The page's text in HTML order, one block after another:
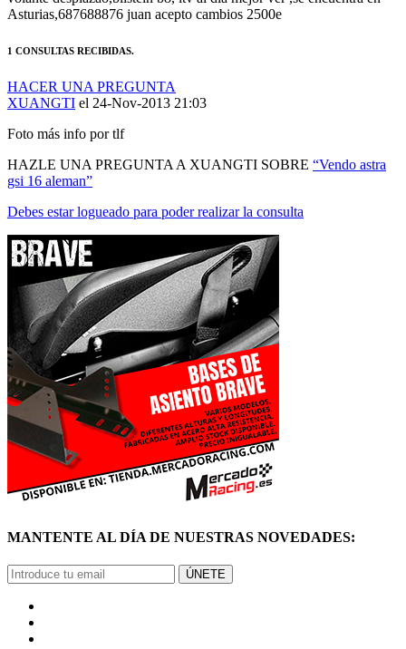
XUANGTI el 24-Nov-2013 21:03
Foto más info por tlf
HAZLE UNA PREGUNTA A XUANGTI SOBRE
gsi 16 aleman”
Debes estar logueado para poder realizar la consulta